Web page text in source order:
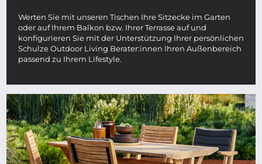
Werten Sie mit unseren Tischen Ihre Sitzecke im Garten
oder auf Ihrem Balkon bzw. Ihrer Terrasse auf und
konfigurieren Sie mit der Unterstützung Ihrer persönlichen
Schulze Outdoor Living Berater:innen Ihren Außenbereich
passend zu Ihrem Lifestyle.